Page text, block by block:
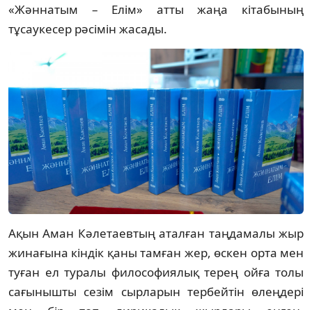
«Жәннатым – Елім» атты жаңа кітабының
тұсаукесер рәсімін жасады.
Ақын Аман Кәлетаевтың аталған таңдамалы жыр
жинағына кіндік қаны тамған жер, өскен орта мен
туған ел туралы философиялық терең ойға толы
сағынышты сезім сырларын тербейтін өлеңдері